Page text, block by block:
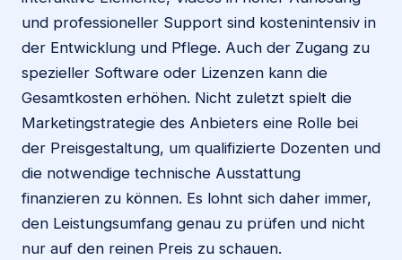
und professioneller Support sind kostenintensiv in
der Entwicklung und Pflege. Auch der Zugang zu
spezieller Software oder Lizenzen kann die
Gesamtkosten erhöhen. Nicht zuletzt spielt die
Marketingstrategie des Anbieters eine Rolle bei
der Preisgestaltung, um qualifizierte Dozenten und
die notwendige technische Ausstattung
finanzieren zu können. Es lohnt sich daher immer,
den Leistungsumfang genau zu prüfen und nicht
nur auf den reinen Preis zu schauen.